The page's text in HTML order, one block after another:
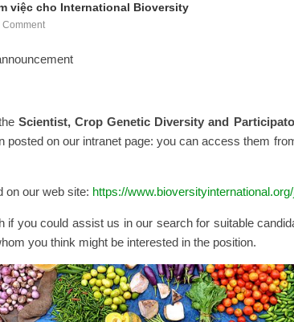
việc cho International Bioversity
Comment
Scientist, Crop Genetic Diversity and
posted on our intranet page: you can access them
on our web site: https://
if you could assist us in our search for suitable
you think might be interested in the position.